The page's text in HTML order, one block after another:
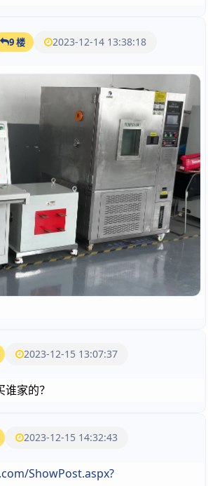
9 楼 2023-12-14 13:38:18
2023-12-15 13:07:37
家的？
2023-12-15 14:32:43
ShowPost.aspx?